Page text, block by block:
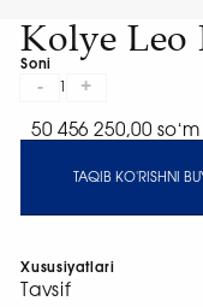
Kolye Leo
Soni
- +
50 456 250,00 soʻm
TAQIB KO'RISHNI
Xususiyatlari
Tavsif